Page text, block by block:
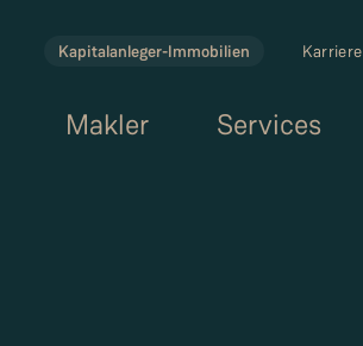
Kapitalanleger-Immobilien Karriere
Makler Services